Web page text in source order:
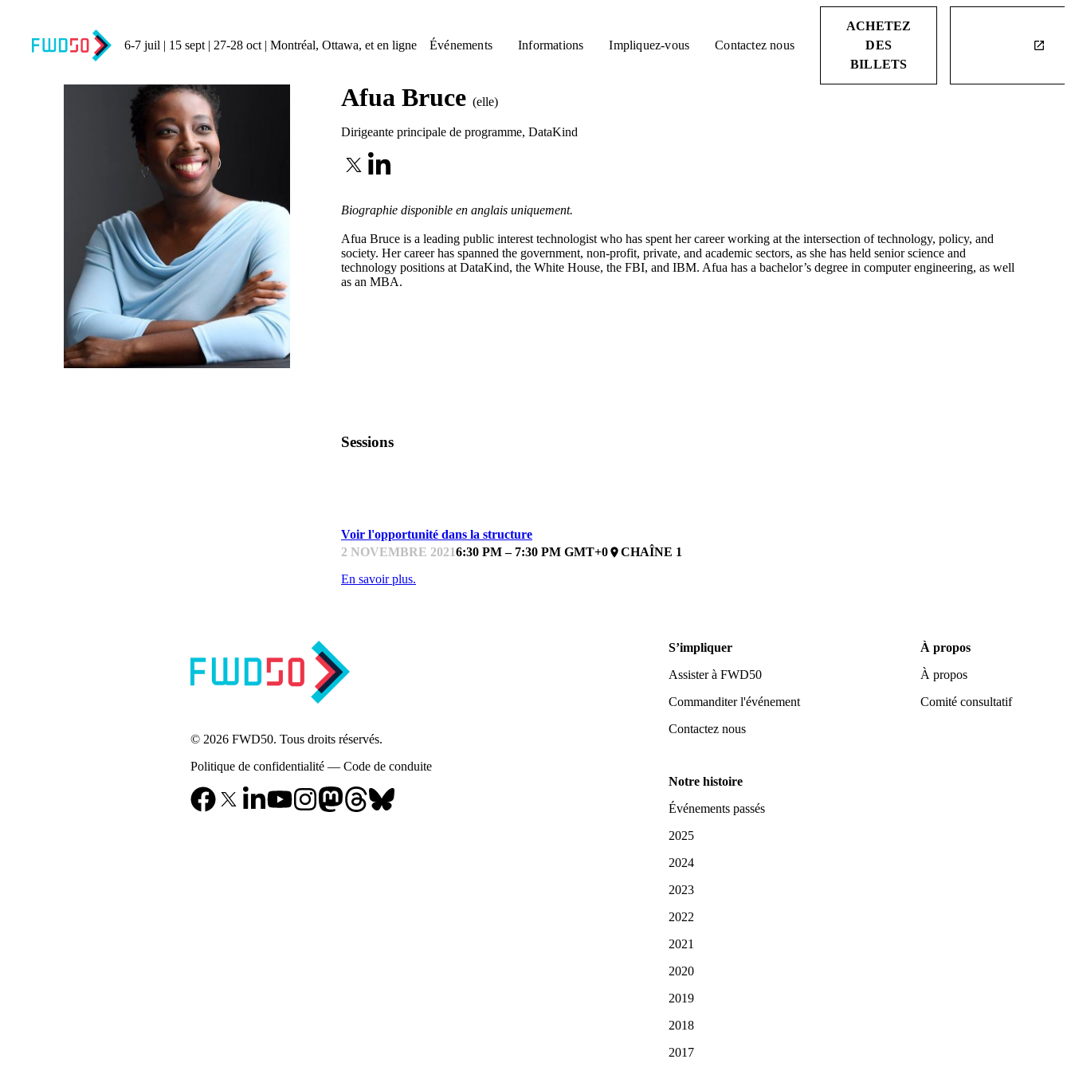
6-7 juil | 15 sept | 27-28 oct | Montréal, Ottawa, et en ligne Événements Informations Impliquez-vous Contactez nous
ACHETEZ
DES
BILLETS
launch
Afua Bruce (elle)
Dirigeante principale de programme, DataKind
Biographie disponible en anglais uniquement.
Afua Bruce is a leading public interest technologist who has spent her career working at the intersection of technology, policy, and
society. Her career has spanned the government, non-profit, private, and academic sectors, as she has held senior science and
technology positions at DataKind, the White House, the FBI, and IBM. Afua has a bachelor’s degree in computer engineering, as well
as an MBA.
Sessions
Voir l'opportunité dans la structure
2 NOVEMBRE 20216:30 PM – 7:30 PM GMT+0placeCHAÎNE 1
En savoir plus.
© 2026 FWD50. Tous droits réservés.
Politique de confidentialité— Code de conduite
S’impliquer
Assister à FWD50
Commanditer l'événement
Contactez nous
À propos
À propos
Comité consultatif
Notre histoire
Événements passés
2025
2024
2023
2022
2021
2020
2019
2018
2017